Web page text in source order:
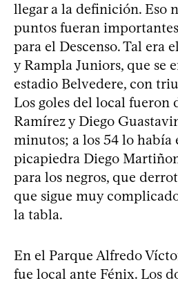
llegar a la definición. Eso
puntos fueran
para el Descenso. Tal era
y Rampla Juniors, que se
estadio Belvedere, con
Los goles del local fueron
Ramírez y Diego
minutos; a los 54 lo había
picapiedra Diego
para los negros, que
que sigue muy
la tabla.
En el Parque Alfredo
fue local ante Fénix. Los